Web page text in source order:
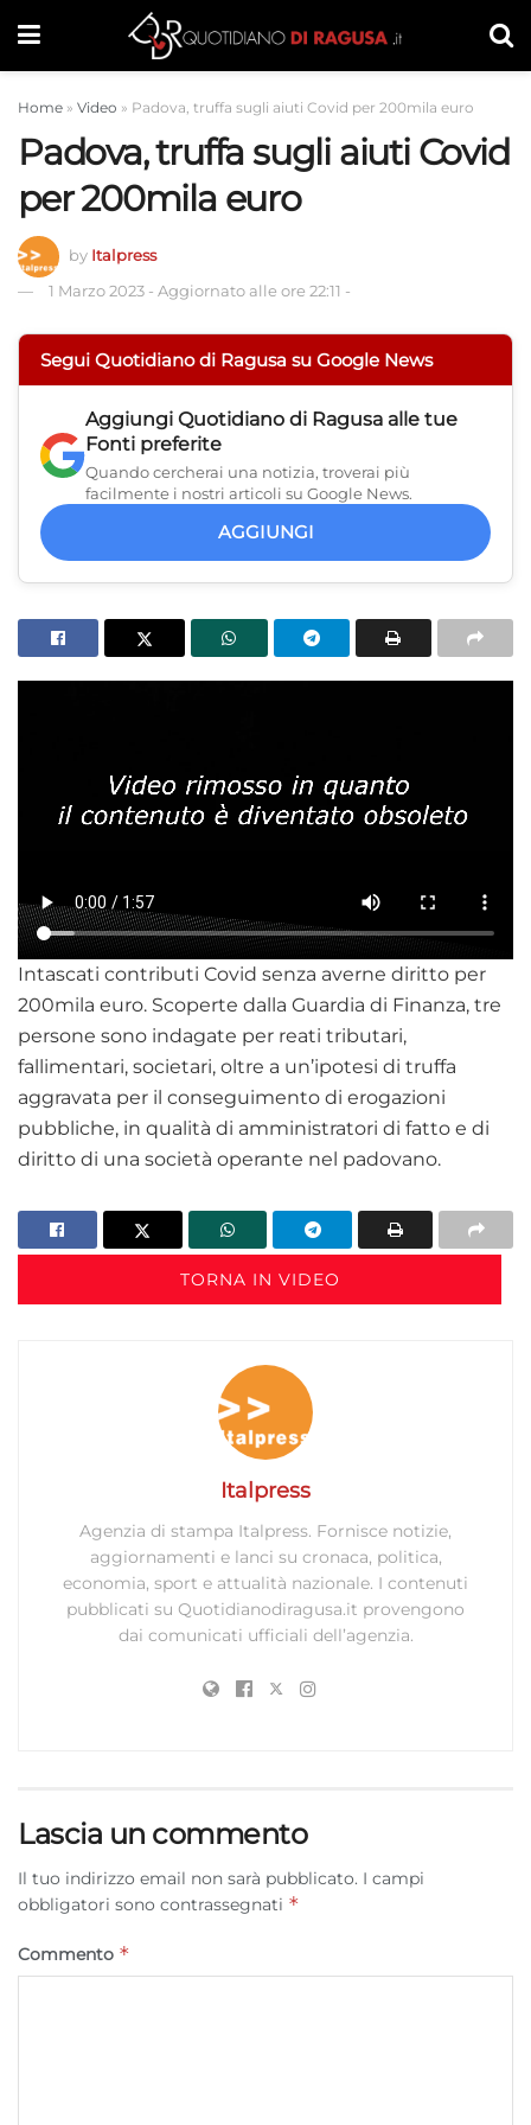
Home » Video » Padova, truffa sugli aiuti Covid per 200mila euro
Padova, truffa sugli aiuti Covid
per 200mila euro
by Italpress
1 Marzo 2023 - Aggiornato alle ore 22:11 -
Segui Quotidiano di Ragusa su Google News
Aggiungi Quotidiano di Ragusa alle tue
Fonti preferite
Quando cercherai una notizia, troverai più
facilmente i nostri articoli su Google News.
AGGIUNGI
Intascati contributi Covid senza averne diritto per
200mila euro. Scoperte dalla Guardia di Finanza, tre
persone sono indagate per reati tributari,
fallimentari, societari, oltre a un’ipotesi di truffa
aggravata per il conseguimento di erogazioni
pubbliche, in qualità di amministratori di fatto e di
diritto di una società operante nel padovano.
TORNA IN VIDEO
Italpress
Agenzia di stampa Italpress. Fornisce notizie,
aggiornamenti e lanci su cronaca, politica,
economia, sport e attualità nazionale. I contenuti
pubblicati su Quotidianodiragusa.it provengono
dai comunicati ufficiali dell’agenzia.
Lascia un commento
Il tuo indirizzo email non sarà pubblicato. I campi
obbligatori sono contrassegnati *
Commento *